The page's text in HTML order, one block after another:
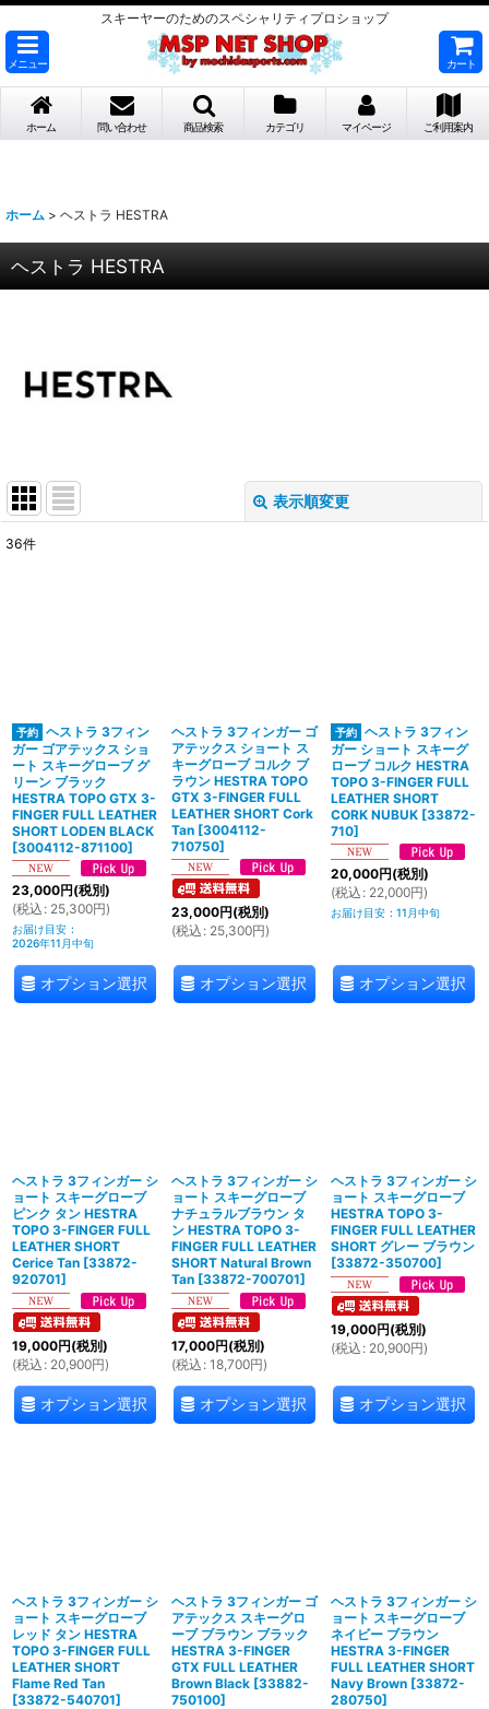
スキーヤーのためのスペシャリティプロショップ
メニュー カート
ホーム 問い合わせ 商品検索 カテゴリ マイページ ご利用案内
ホーム > ヘストラ HESTRA
ヘストラ HESTRA
表示順変更
絞り込む
36件
ヘストラ 3フィン
ガー ゴアテックス ショ
ート スキーグローブ グ
リーン ブラック
HESTRA TOPO GTX 3-
FINGER FULL LEATHER
SHORT LODEN BLACK
[3004112-871100]
23,000円(税別)
(税込 : 25,300円)
お届け目安 :
2026年11月中旬
オプション選択
ヘストラ 3フィンガー ゴ
アテックス ショート ス
キーグローブ コルク ブ
ラウン HESTRA TOPO
GTX 3-FINGER FULL
LEATHER SHORT Cork
Tan [3004112-
710750]
23,000円(税別)
(税込 : 25,300円)
オプション選択
ヘストラ 3フィン
ガー ショート スキーグ
ローブ コルク HESTRA
TOPO 3-FINGER FULL
LEATHER SHORT
CORK NUBUK [33872-
710]
20,000円(税別)
(税込 : 22,000円)
お届け目安 : 11月中旬
オプション選択
ヘストラ 3フィンガー シ
ョート スキーグローブ
ピンク タン HESTRA
TOPO 3-FINGER FULL
LEATHER SHORT
Cerice Tan [33872-
920701]
19,000円(税別)
(税込 : 20,900円)
オプション選択
ヘストラ 3フィンガー シ
ョート スキーグローブ
ナチュラルブラウン タ
ン HESTRA TOPO 3-
FINGER FULL LEATHER
SHORT Natural Brown
Tan [33872-700701]
17,000円(税別)
(税込 : 18,700円)
オプション選択
ヘストラ 3フィンガー シ
ョート スキーグローブ
HESTRA TOPO 3-
FINGER FULL LEATHER
SHORT グレー ブラウン
[33872-350700]
19,000円(税別)
(税込 : 20,900円)
オプション選択
ヘストラ 3フィンガー シ
ョート スキーグローブ
レッド タン HESTRA
TOPO 3-FINGER FULL
LEATHER SHORT
Flame Red Tan
[33872-540701]
ヘストラ 3フィンガー ゴ
アテックス スキーグロ
ーブ ブラウン ブラック
HESTRA 3-FINGER
GTX FULL LEATHER
Brown Black [33882-
750100]
ヘストラ 3フィンガー シ
ョート スキーグローブ
ネイビー ブラウン
HESTRA 3-FINGER
FULL LEATHER SHORT
Navy Brown [33872-
280750]